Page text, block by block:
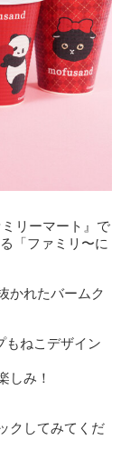
リーマート』で
「ファミリ〜に
かれたバームク
もねこデザイン
しみ！
クしてみてくだ